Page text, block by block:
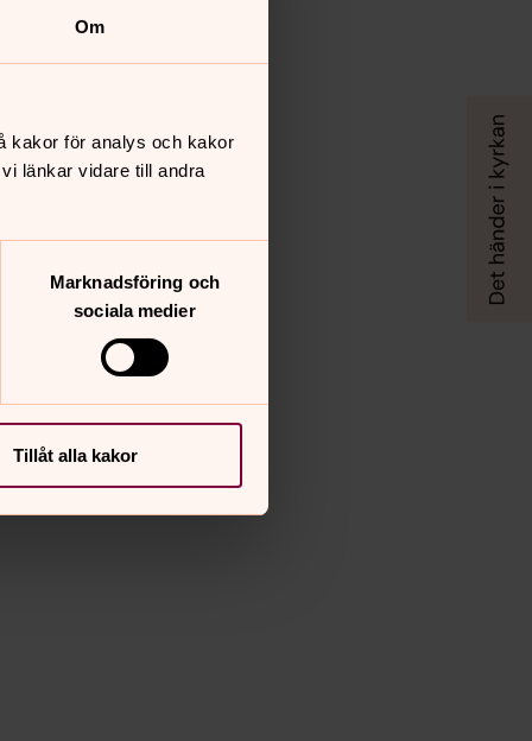
Om
kakor för analys och kakor
länkar vidare till andra
Marknadsföring och
sociala medier
Tillåt alla kakor